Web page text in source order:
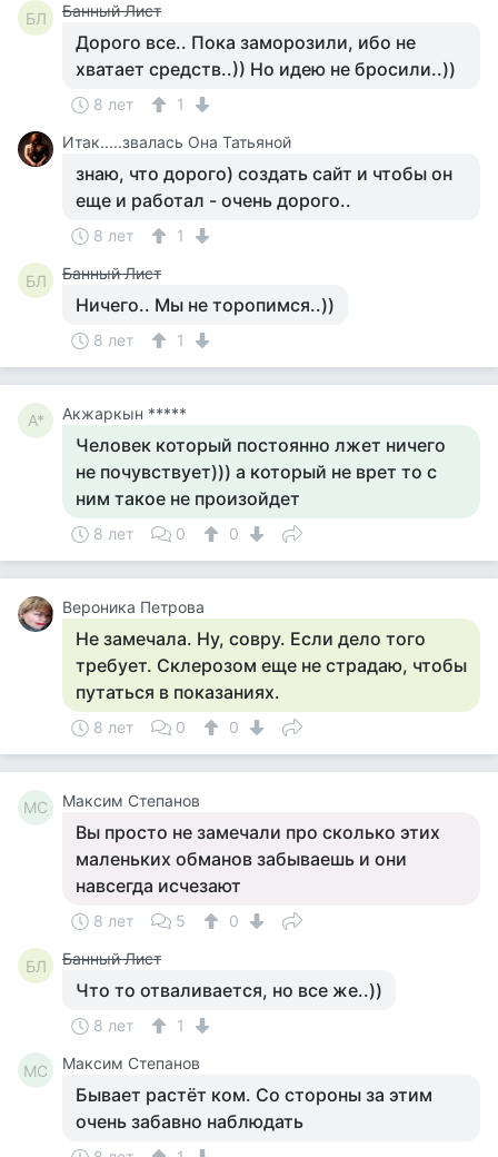
БЛ Банный Лист
Дорого все.. Пока заморозили, ибо не
хватает средств..)) Но идею не бросили..))
8 лет
1
Итак.....звалась Она Татьяной
знаю, что дорого) создать сайт и чтобы он
еще и работал - очень дорого..
8 лет 1
БЛ Банный Лист
Ничего.. Мы не торопимся..))
8 лет 1
А* Акжаркын *****
Человек который постоянно лжет ничего
не почувствует))) а который не врет то с
ним такое не произойдет
8 лет 0 0
Вероника Петрова
Не замечала. Ну, совру. Если дело того
требует. Склерозом еще не страдаю, чтобы
путаться в показаниях.
8 лет 0 0
МС Максим Степанов
Вы просто не замечали про сколько этих
маленьких обманов забываешь и они
навсегда исчезают
8 лет 5 0
БЛ Банный Лист
Что то отваливается, но все же..))
8 лет 1
МС Максим Степанов
Бывает растёт ком. Со стороны за этим
очень забавно наблюдать